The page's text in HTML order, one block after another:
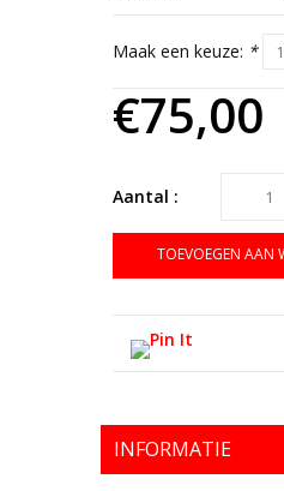
Maak een keuze: *
€75,00
Aantal :
TOEVOEGEN AAN
INFORMATIE